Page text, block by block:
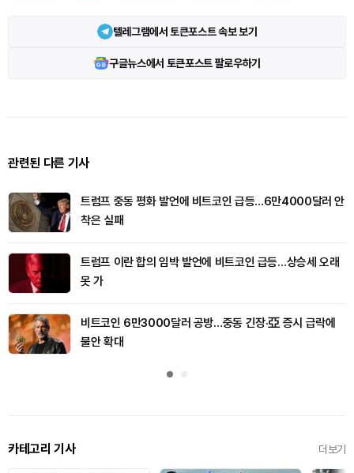
텔레그램에서 토큰포스트 속보 보기
구글뉴스에서 토큰포스트 팔로우하기
관련된 다른 기사
트럼프 중동 평화 발언에 비트코인 급등…6만4000달러 안
착은 실패
트럼프 이란 합의 임박 발언에 비트코인 급등…상승세 오래
못 가
비트코인 6만3000달러 공방…중동 긴장·亞 증시 급락에
불안 확대
카테고리 기사 더보기